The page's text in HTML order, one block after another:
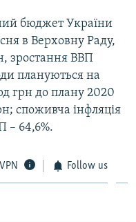
720p
1080p
бюджет України
в Верховну Раду,
зростання ВВП
плануються на
грн до плану 2020
споживча інфляція
– 64,6%.
Follow us